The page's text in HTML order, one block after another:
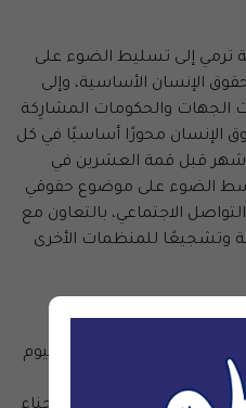
ترمي إلى تسليط الضوء على
الإنسان الأساسية، وإلى
الجهات والحكومات المشارِكة
الإنسان محورًا أساسيًا في كل
قبل قمة العشرين في
الضوء على موضوع حقوقي
الاجتماعي، بالتعاون مع
وتشجيعًا للمنظمات الأخرى
– التوظيف الممنهج للتعذيب في السعودية (26 يونيو: اليوم